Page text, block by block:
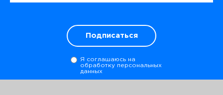
Подписаться
Я соглашаюсь на
обработку персональных
данных